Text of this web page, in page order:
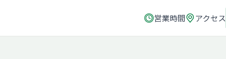
営業時間 アクセス